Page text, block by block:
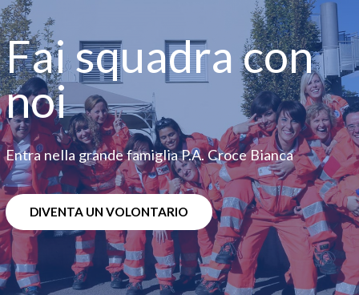
Fai squadra con
noi
Entra nella grande famiglia P.A. Croce Bianca
DIVENTA UN VOLONTARIO